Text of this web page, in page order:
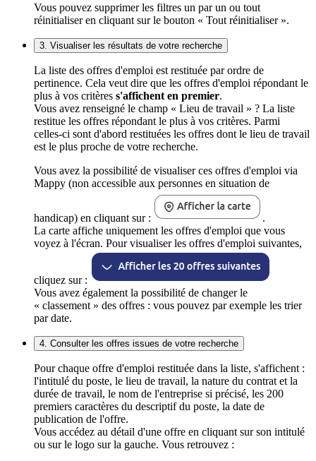
Vous pouvez supprimer les filtres un par un ou tout
réinitialiser en cliquant sur le bouton « Tout réinitialiser ».
3. Visualiser les résultats de votre recherche
La liste des offres d'emploi est restituée par ordre de
pertinence. Cela veut dire que les offres d'emploi répondant le
plus à vos critères s'affichent en premier.
Vous avez renseigné le champ « Lieu de travail » ? La liste
restitue les offres répondant le plus à vos critères. Parmi
celles-ci sont d'abord restituées les offres dont le lieu de travail
est le plus proche de votre recherche.
Vous avez la possibilité de visualiser ces offres d'emploi via
Mappy (non accessible aux personnes en situation de
handicap) en cliquant sur :
.
La carte affiche uniquement les offres d'emploi que vous
voyez à l'écran. Pour visualiser les offres d'emploi suivantes,
cliquez sur :
Vous avez également la possibilité de changer le
« classement » des offres : vous pouvez par exemple les trier
par date.
4. Consulter les offres issues de votre recherche
Pour chaque offre d'emploi restituée dans la liste, s'affichent :
l'intitulé du poste, le lieu de travail, la nature du contrat et la
durée de travail, le nom de l'entreprise si précisé, les 200
premiers caractères du descriptif du poste, la date de
publication de l'offre.
Vous accédez au détail d'une offre en cliquant sur son intitulé
ou sur le logo sur la gauche. Vous retrouvez :